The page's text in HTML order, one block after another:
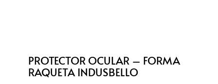
PROTECTOR OCULAR – FORMA
RAQUETA INDUSBELLO